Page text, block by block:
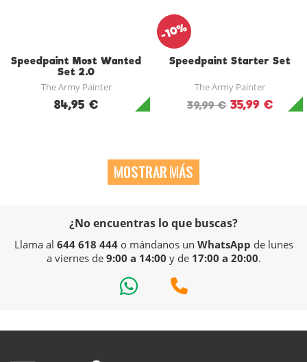
Speedpaint Most Wanted
Set 2.0
The Army Painter
84,95 €
Speedpaint Starter Set
The Army Painter
39,99 € 35,99 €
-10%
MOSTRAR MÁS
¿No encuentras lo que buscas?
Llama al 644 618 444o mándanos un WhatsApp de lunes
a viernes de 9:00 a 14:00 y de 17:00 a 20:00.